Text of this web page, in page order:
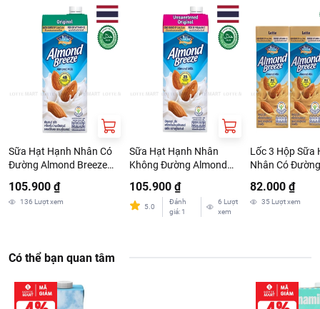
Sữa Hạt Hạnh Nhân Có
Đường Almond Breeze
946ml
105.900 ₫
136 Lượt xem
Sữa Hạt Hạnh Nhân
Không Đường Almond
946ml
105.900 ₫
5.0
Đánh
giá: 1
6 Lượt
xem
Lốc 3 Hộp Sữa
Nhân Có
180ml
82.000 ₫
35Lượt xem
Có thể bạn quan tâm